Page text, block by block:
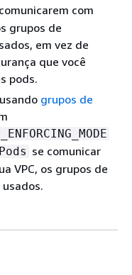
com
grupos de
em vez de
que você
pods.
grupos de
Pods se comunicar
VPC, os grupos de
usados.